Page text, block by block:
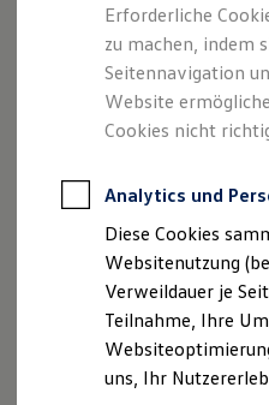
Leasing
Leasing-
Junge
Elektroauto
Kleinwagen-
Leasing ohne
Autokredit mit
Versicherungen und
Kfz-
Garantien
Wartungsverträge
Geschäftskunden
Professional
Großkunden
Behörden
Eine
Der Golf.
Impressum & Rechtliches)
Erforderliche
zu machen, indem
Seitennavigation
Website
Cookies nicht
Analytics und
Diese Cookies
Websitenutzung
Verweildauer je
Teilnahme, Ihre
uns, Ihr